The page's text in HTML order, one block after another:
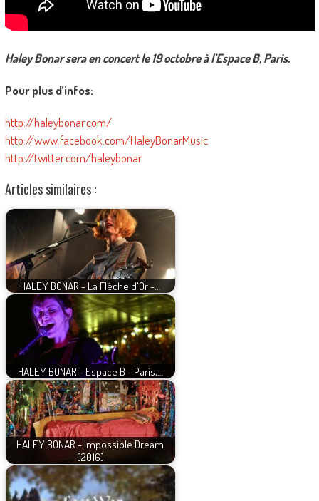
Haley Bonar sera en concert le 19 octobre à l’Espace B, Paris.
Pour plus d’infos:
http://haleybonar.com/
http://www.facebook.com/HaleyBonarMusic
http://twitter.com/haleybonar
Articles similaires :
HALEY BONAR - La Flèche d'Or -…
HALEY BONAR - Espace B - Paris,…
HALEY BONAR - Impossible Dream
(2016)